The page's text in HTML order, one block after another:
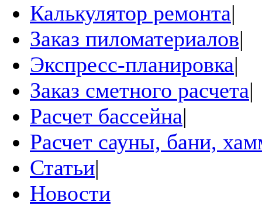
Калькулятор ремонта|
Заказ пиломатериалов|
Экспресс-планировка|
Заказ сметного расчета|
Расчет бассейна|
Расчет сауны, бани,
Статьи|
Новости